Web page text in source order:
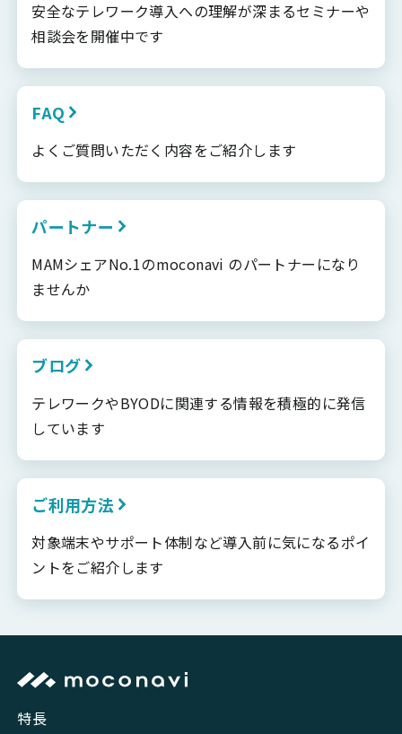
安全なテレワーク導入への理解が深まるセミナーや
相談会を開催中です
FAQ
よくご質問いただく内容をご紹介します
パートナー
MAMシェアNo.1のmoconavi のパートナーになり
ませんか
ブログ
テレワークやBYODに関連する情報を積極的に発信
しています
ご利用方法
対象端末やサポート体制など導入前に気になるポイ
ントをご紹介します
特長